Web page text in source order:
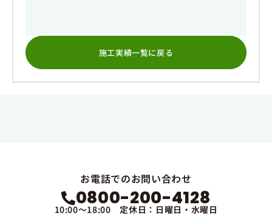
施工実績一覧に戻る
お電話でのお問い合わせ
0800-200-4128
10:00～18:00 定休日：日曜日・水曜日